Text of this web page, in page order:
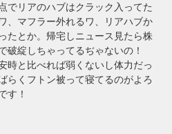
リアのハブはクラック入ってた
、マフラー外れるワ、リアハブか
たとか。帰宅しニュース見たら株
破綻しちゃってるぢゃないの！
時と比べれば弱くないし体力だっ
らくフトン被って寝てるのがよろ
す！